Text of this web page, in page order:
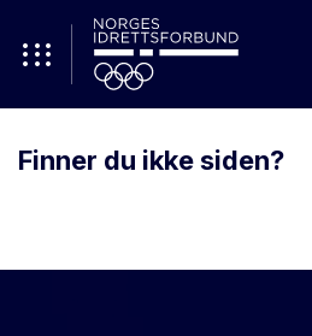
Finner du ikke siden?